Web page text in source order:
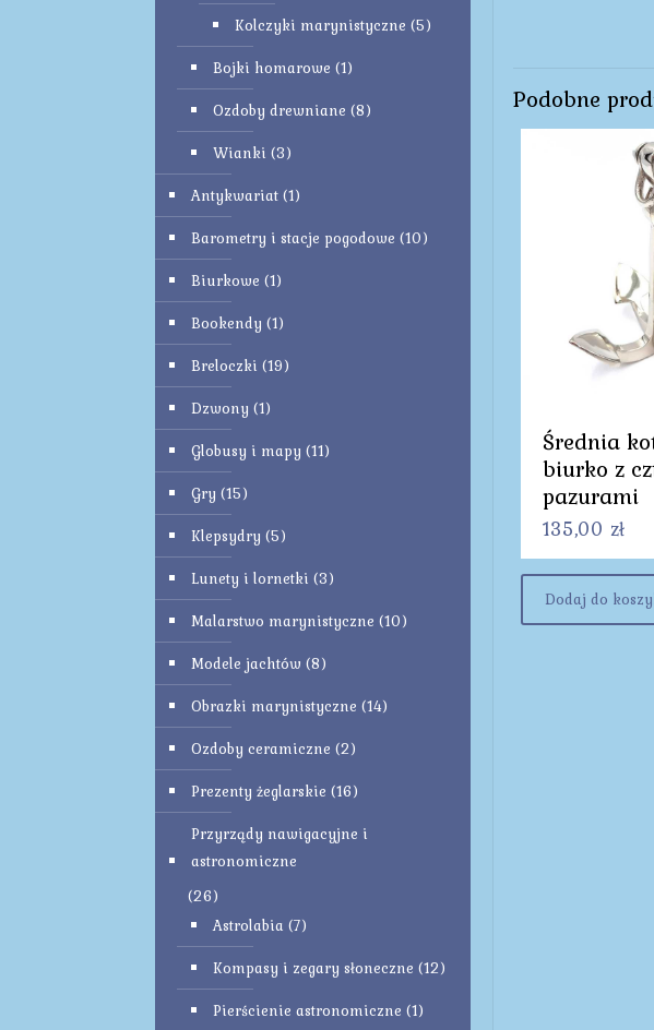
Podobne
Średnia
biurko z
pazurami
135,00 zł
Dodaj do
Kolczyki marynistyczne (5)
Bojki homarowe (1)
Ozdoby drewniane (8)
Wianki (3)
Antykwariat (1)
Barometry i stacje pogodowe (10)
Biurkowe (1)
Bookendy (1)
Breloczki (19)
Dzwony (1)
Globusy i mapy (11)
Gry (15)
Klepsydry (5)
Lunety i lornetki (3)
Malarstwo marynistyczne (10)
Modele jachtów (8)
Obrazki marynistyczne (14)
Ozdoby ceramiczne (2)
Prezenty żeglarskie (16)
Przyrządy nawigacyjne i
astronomiczne
(26)
Astrolabia (7)
Kompasy i zegary słoneczne (12)
Pierścienie astronomiczne (1)